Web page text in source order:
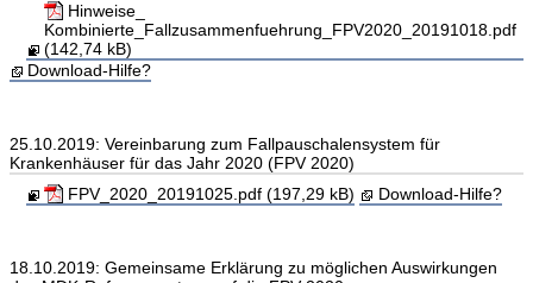
Hinweise_
Kombinierte_Fallzusammenfuehrung_FPV2020_20191018.pdf
(142,74 kB)
Download-Hilfe?
25.10.2019: Vereinbarung zum Fallpauschalensystem für
Krankenhäuser für das Jahr 2020 (FPV 2020)
FPV_2020_20191025.pdf (197,29 kB)
Download-Hilfe?
18.10.2019: Gemeinsame Erklärung zu möglichen Auswirkungen